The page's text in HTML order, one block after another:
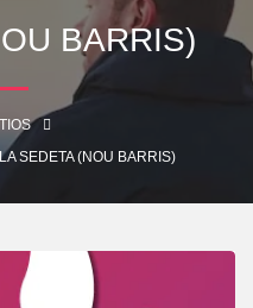
BARRIS)
SEDETA (NOU BARRIS)